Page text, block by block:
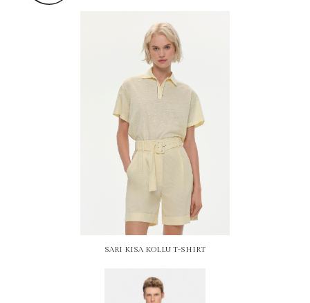
SARI KISA KOLLU T-SHIRT